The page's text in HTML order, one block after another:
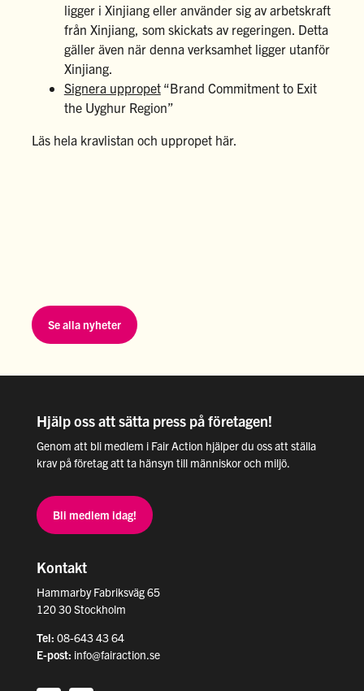
ligger i Xinjiang eller använder sig av arbetskraft
från Xinjiang, som skickats av regeringen. Detta
gäller även när denna verksamhet ligger utanför
Xinjiang.
Signera uppropet“Brand Commitment to Exit
the Uyghur Region”
Läs hela kravlistan och uppropet här.
Se alla nyheter
Hjälp oss att sätta press på företagen!
Genom att bli medlem i Fair Action hjälper du oss att ställa
krav på företag att ta hänsyn till människor och miljö.
Bli medlem idag!
Kontakt
Hammarby Fabriksväg 65
120 30 Stockholm
Tel: 08-643 43 64
E-post: info@fairaction.se